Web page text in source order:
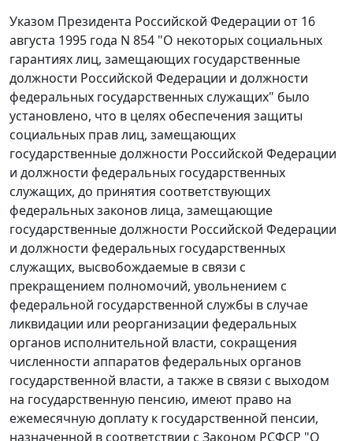
Указом Президента Российской Федерации от 16
августа 1995 года N 854 "О некоторых социальных
гарантиях лиц, замещающих государственные
должности Российской Федерации и должности
федеральных государственных служащих" было
установлено, что в целях обеспечения защиты
социальных прав лиц, замещающих
государственные должности Российской Федерации
и должности федеральных государственных
служащих, до принятия соответствующих
федеральных законов лица, замещающие
государственные должности Российской Федерации
и должности федеральных государственных
служащих, высвобождаемые в связи с
прекращением полномочий, увольнением с
федеральной государственной службы в случае
ликвидации или реорганизации федеральных
органов исполнительной власти, сокращения
численности аппаратов федеральных органов
государственной власти, а также в связи с выходом
на государственную пенсию, имеют право на
ежемесячную доплату к государственной пенсии,
назначенной в соответствии с Законом РСФСР "О